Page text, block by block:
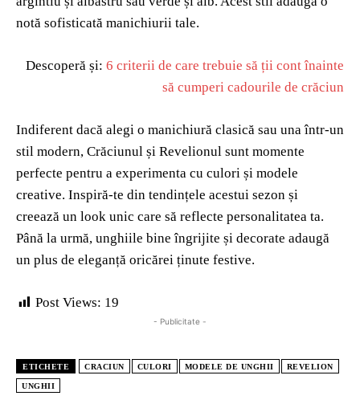
notă sofisticată manichiurii tale.
Descoperă și: 6 criterii de care trebuie să ții cont înainte
să cumperi cadourile de crăciun
Indiferent dacă alegi o manichiură clasică sau una într-un
stil modern, Crăciunul și Revelionul sunt momente
perfecte pentru a experimenta cu culori și modele
creative. Inspiră-te din tendințele acestui sezon și
creează un look unic care să reflecte personalitatea ta.
Până la urmă, unghiile bine îngrijite și decorate adaugă
un plus de eleganță oricărei ținute festive.
Post Views: 19
- Publicitate -
ETICHETE CRACIUN CULORI MODELE DE UNGHII REVELION
UNGHII